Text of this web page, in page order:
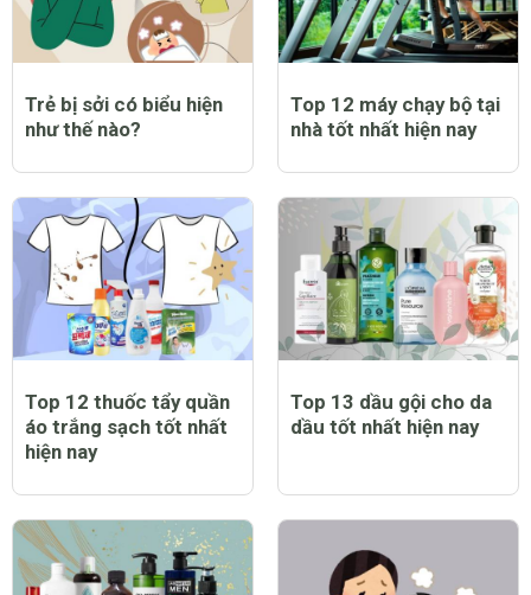
Trẻ bị sởi có biểu hiện
như thế nào?
Top 12 máy chạy bộ tại
nhà tốt nhất hiện nay
áo trắng sạch tốt nhất
hiện nay